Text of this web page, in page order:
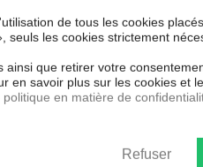
Couleur marketing
Impression
Protection anti-UV
de tous les cookies
seuls les cookies strictement
ainsi que retirer votre
en savoir plus sur les cookies et
en matière de
Refuser